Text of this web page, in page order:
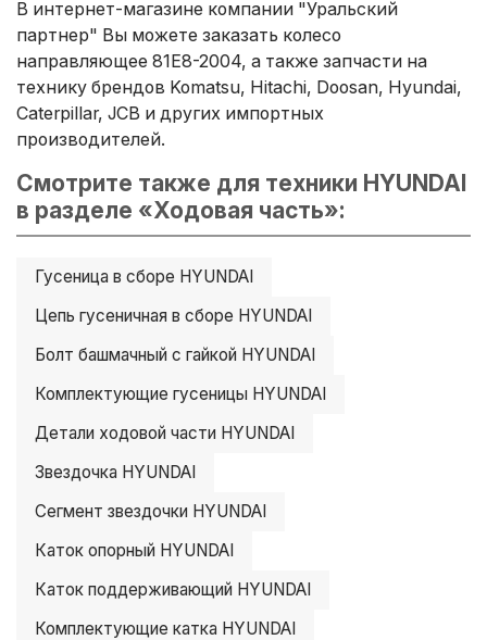
В интернет-магазине компании "Уральский
партнер" Вы можете заказать колесо
направляющее 81E8-2004, а также запчасти на
технику брендов Komatsu, Hitachi, Doosan, Hyundai,
Caterpillar, JCB и других импортных
производителей.
Смотрите также для техники HYUNDAI
в разделе «Ходовая часть»:
Гусеница в сборе HYUNDAI
Цепь гусеничная в сборе HYUNDAI
Болт башмачный с гайкой HYUNDAI
Комплектующие гусеницы HYUNDAI
Детали ходовой части HYUNDAI
Звездочка HYUNDAI
Сегмент звездочки HYUNDAI
Каток опорный HYUNDAI
Каток поддерживающий HYUNDAI
Комплектующие катка HYUNDAI